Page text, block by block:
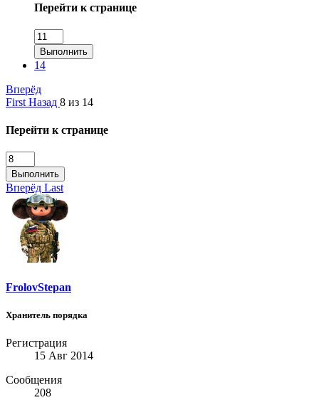
Перейти к странице
Выполнить
14
Вперёд
First Назад 8 из 14
Перейти к странице
Выполнить
Вперёд Last
FrolovStepan
Хранитель порядка
Регистрация
15 Авг 2014
Сообщения
208